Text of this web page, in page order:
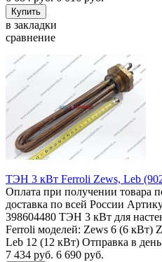
в закладки
сравнение
ТЭН 3 кВт Ferroli Zews, Leb
Оплата при получении товара
доставка по всей России
398604480 ТЭН 3 кВт для
Ferroli моделей: Zews 6 (6 кВт)
Leb 12 (12 кВт) Отправка в день
7 434 руб. 6 690 руб.